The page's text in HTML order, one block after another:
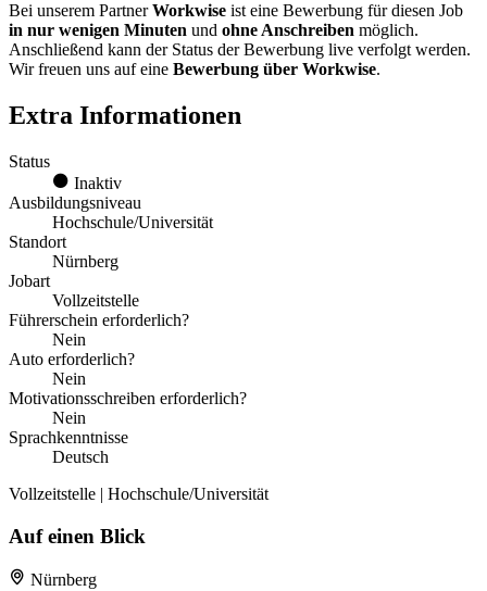
Bei unserem PartnerWorkwise ist eine Bewerbung für diesen Job
in nur wenigen Minuten und ohne Anschreiben möglich.
Anschließend kann der Status der Bewerbung live verfolgt werden.
Wir freuen uns auf eine Bewerbung über Workwise.
Extra Informationen
Status
Inaktiv
Ausbildungsniveau
Hochschule/Universität
Standort
Nürnberg
Jobart
Vollzeitstelle
Führerschein erforderlich?
Nein
Auto erforderlich?
Nein
Motivationsschreiben erforderlich?
Nein
Sprachkenntnisse
Deutsch
Vollzeitstelle | Hochschule/Universität
Auf einen Blick
Nürnberg